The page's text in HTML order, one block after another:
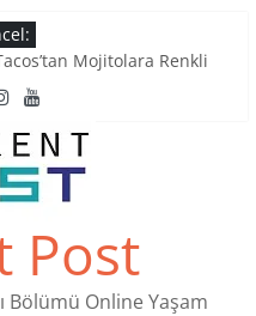
Mojitolara Renkli
4 Müzik Durağı
Find Stamps in Ankara
Pastanesi
Post
Bölümü Online Yaşam